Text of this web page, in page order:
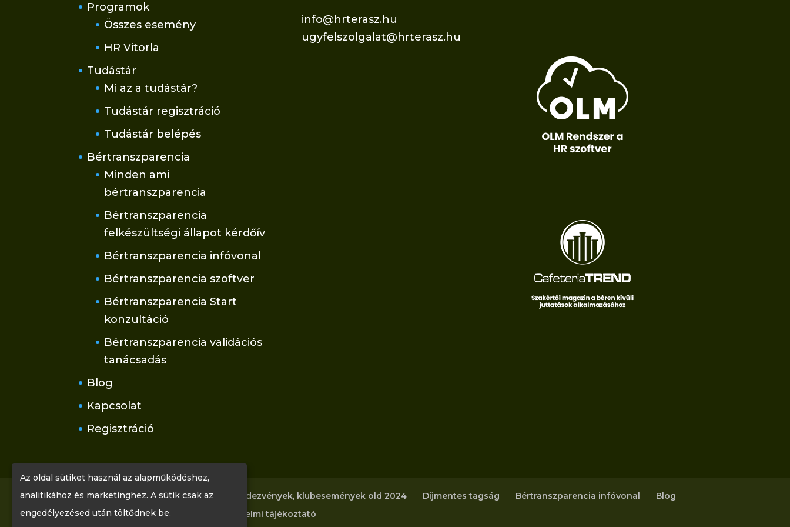
Programok
Összes esemény
HR Vitorla
Tudástár
Mi az a tudástár?
Tudástár regisztráció
Tudástár belépés
Bértranszparencia
Minden ami
bértranszparencia
Bértranszparencia
felkészültségi állapot kérdőív
Bértranszparencia infóvonal
Bértranszparencia szoftver
Bértranszparencia Start
konzultáció
Bértranszparencia validációs
tanácsadás
Blog
Kapcsolat
Regisztráció
info@hrterasz.hu
ugyfelszolgalat@hrterasz.hu
Főoldal Tudástár Rólunk Rendezvények, klubesemények old 2024 Díjmentes tagság Bértranszparencia infóvonal
Blog
Kapcsolat
Regisztráció Adatvédelmi tájékoztató
Az oldal sütiket használ az alapműködéshez,
analitikához és marketinghez. A sütik csak az
engedélyezésed után töltődnek be.